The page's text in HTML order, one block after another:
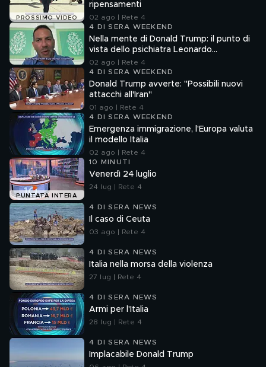
PROSSIMO VIDEO
ripensamenti
02 ago | Rete 4
4 DI SERA WEEKEND
Nella mente di Donald Trump: il punto di
vista dello psichiatra Leonardo
Mendolicchio
02 ago | Rete 4
4 DI SERA WEEKEND
Donald Trump avverte: "Possibili nuovi
attacchi all'Iran"
01 ago | Rete 4
4 DI SERA WEEKEND
Emergenza immigrazione, l'Europa valuta
il modello Italia
02 ago | Rete 4
PUNTATA INTERA
10 MINUTI
Venerdì 24 luglio
24 lug | Rete 4
4 DI SERA NEWS
Il caso di Ceuta
03 ago | Rete 4
4 DI SERA NEWS
Italia nella morsa della violenza
27 lug | Rete 4
4 DI SERA NEWS
Armi per l'Italia
28 lug | Rete 4
4 DI SERA NEWS
Implacabile Donald Trump